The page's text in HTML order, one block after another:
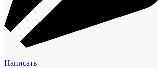
Написать